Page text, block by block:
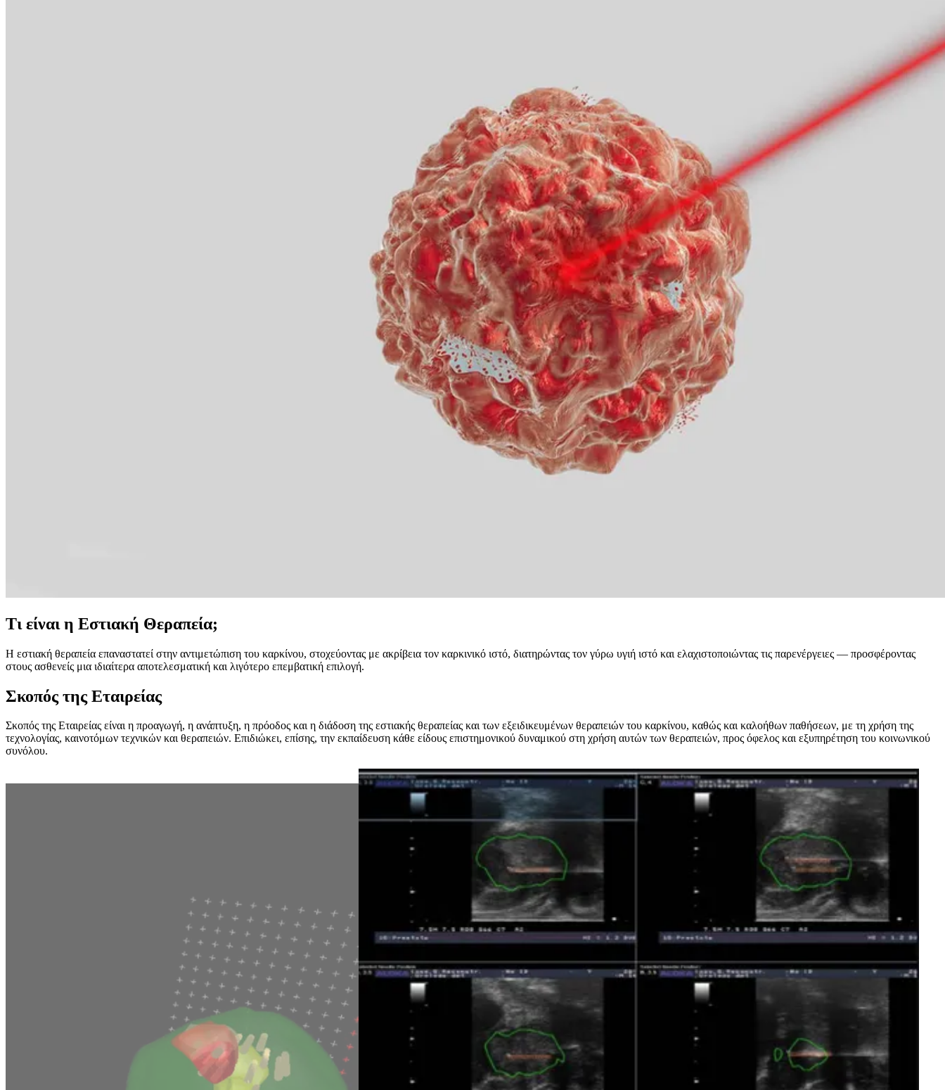
Τι είναι η Εστιακή Θεραπεία;
Η εστιακή θεραπεία επαναστατεί στην αντιμετώπιση του καρκίνου, στοχεύοντας με ακρίβεια τον καρκινικό ιστό, διατηρώντας τον γύρω υγιή ιστό και ελαχιστοποιώντας τις παρενέργειες — προσφέροντας
στους ασθενείς μια ιδιαίτερα αποτελεσματική και λιγότερο επεμβατική επιλογή.
Σκοπός της Εταιρείας
Σκοπός της Εταιρείας είναι η προαγωγή, η ανάπτυξη, η πρόοδος και η διάδοση της εστιακής θεραπείας και των εξειδικευμένων θεραπειών του καρκίνου, καθώς και καλοήθων παθήσεων, με τη χρήση της
τεχνολογίας, καινοτόμων τεχνικών και θεραπειών. Επιδιώκει, επίσης, την εκπαίδευση κάθε είδους επιστημονικού δυναμικού στη χρήση αυτών των θεραπειών, προς όφελος και εξυπηρέτηση του κοινωνικού
συνόλου.